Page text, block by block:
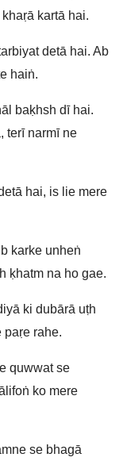
kartā hai.
detā hai. Ab
haiṅ.
baḳhsh dī hai.
terī narmī ne
hai, is lie mere
karke unheṅ
ḳhatm na ho gae.
ki dubārā uṭh
paṛe rahe.
quwwat se
ko mere
se bhagā